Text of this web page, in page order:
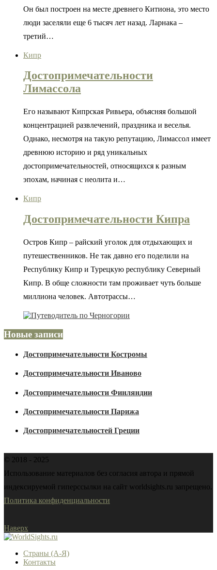
Он был построен на месте древнего Китиона, это место
люди заселяли еще 6 тысяч лет назад. Ларнака –
третий…
Кипр
Достопримечательности
Лимассола
Его называют Кипрская Ривьера, объясняя большой
концентрацией развлечений, праздника и веселья.
Однако, несмотря на такую репутацию, Лимассол имеет
древнюю историю и ряд уникальных
достопримечательностей, относящихся к разным
эпохам, начиная с неолита и…
Кипр
Достопримечательности Кипра
Остров Кипр – райский уголок для отдыхающих и
путешественников. Не так давно его поделили на
Республику Кипр и Турецкую республику Северный
Кипр. В обще сложности там проживает чуть больше
миллиона человек. Автотрассы…
Новые записи
Достопримечательности Костромы
Достопримечательности Иваново
Достопримечательности Финляндии
Достопримечательности Парижа
Достопримечательностей Греции
© 2018 - 2025
Использование материалов без согласия автора и прямой
индексируемой гиперссылки на сайт worldsights.ru запрещено.
Политика конфиденциальности
Наверх
Страны (А-Я)
Контакты